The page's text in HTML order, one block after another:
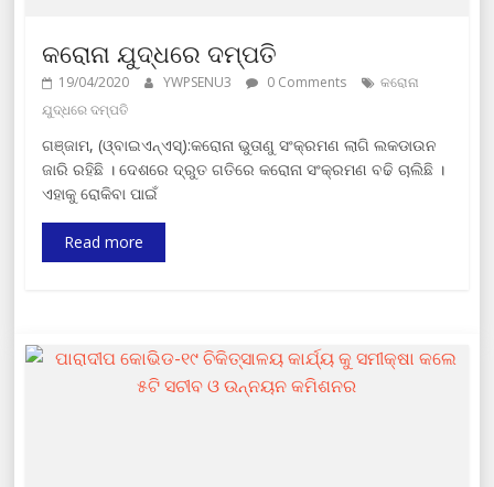
କରୋନା ଯୁଦ୍ଧରେ ଦମ୍ପତି
19/04/2020 YWPSENU3 0 Comments
କରୋନା
ଯୁଦ୍ଧରେ ଦମ୍ପତି
ଗଞ୍ଜାମ, (ଓ୍ବାଇଏନ୍ଏସ୍):କରୋନା ଭୁତାଣୁ ସଂକ୍ରମଣ ଲାଗି ଲକଡାଉନ
ଜାରି ରହିଛି । ଦେଶରେ ଦ୍ରୁତ ଗତିରେ କରୋନା ସଂକ୍ରମଣ ବଢି ଚାଲିଛି ।
ଏହାକୁ ରୋକିବା ପାଇଁ
Read more